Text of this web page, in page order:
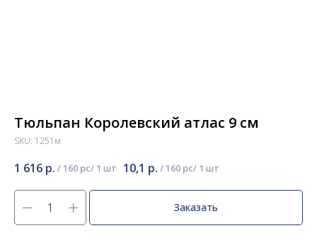
Тюльпан Королевский атлас 9 см
SKU: 1251м
1 616 р. / 160 pc 10,1 р. / 160 pc
Заказать